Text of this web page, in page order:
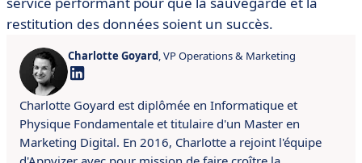
restitution des données soient un succès.
Charlotte Goyard, VP Operations & Marketing
Charlotte Goyard est diplômée en Informatique et
Physique Fondamentale et titulaire d'un Master en
Marketing Digital. En 2016, Charlotte a rejoint l'équipe